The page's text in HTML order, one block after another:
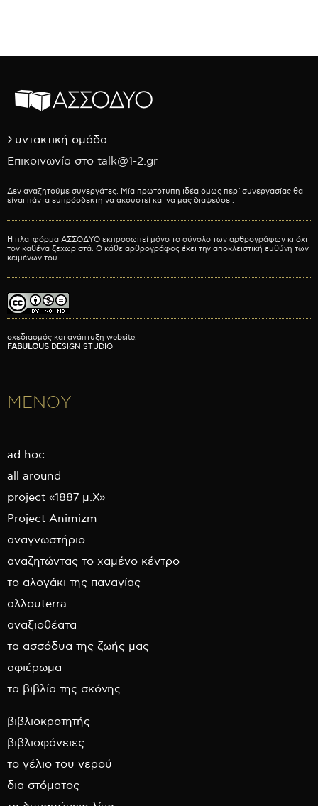
Συντακτική ομάδα
Επικοινωνία στο talk@1-2.gr
Δεν αναζητούμε συνεργάτες. Μία πρωτότυπη ιδέα όμως περί συνεργασίας θα
είναι πάντα ευπρόσδεκτη να ακουστεί και να μας διαψεύσει.
Η πλατφόρμα ΑΣΣΟΔΥΟ εκπροσωπεί μόνο το σύνολο των αρθρογράφων κι όχι
τον καθένα ξεχωριστά. Ο κάθε αρθρογράφος έχει την αποκλειστική ευθύνη των
κειμένων του.
σχεδιασμός και ανάπτυξη website:
FABULOUS DESIGN STUDIO
ΜΕΝΟΥ
ad hoc
all around
project «1887 μ.Χ»
Project Animizm
αναγνωστήριο
αναζητώντας το χαμένο κέντρο
το αλογάκι της παναγίας
αλλουterra
αναξιοθέατα
τα ασσόδυα της ζωής μας
αφιέρωμα
τα βιβλία της σκόνης
βιβλιοκροτητής
βιβλιοφάνειες
το γέλιο του νερού
δια στόματος